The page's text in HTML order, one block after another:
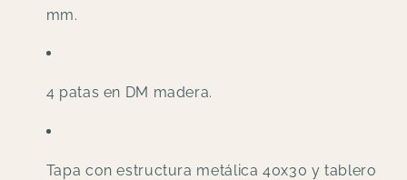
mm.
4 patas en DM madera.
Tapa con estructura metálica 40x30 y tablero